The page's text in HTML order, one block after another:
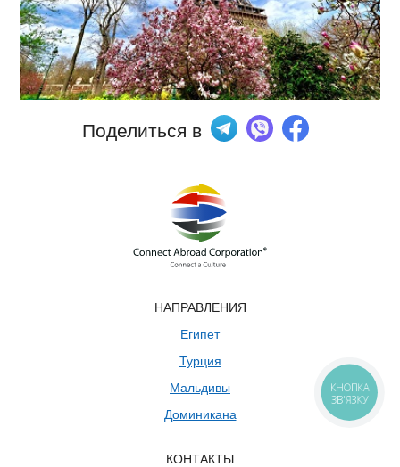
Поделиться в
НАПРАВЛЕНИЯ
Египет
Турция
Мальдивы
Доминикана
КОНТАКТЫ
КНОПКА
ЗВ'ЯЗКУ